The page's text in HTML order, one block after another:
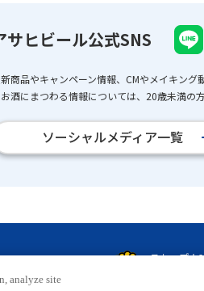
サヒビール公式SNS
商品やキャンペーン情報、CMやメイキング
酒にまつわる情報については、20歳未満の
ソーシャルメディア一覧
analyze site